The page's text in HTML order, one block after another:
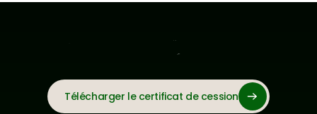
Télécharger le certificat de cession